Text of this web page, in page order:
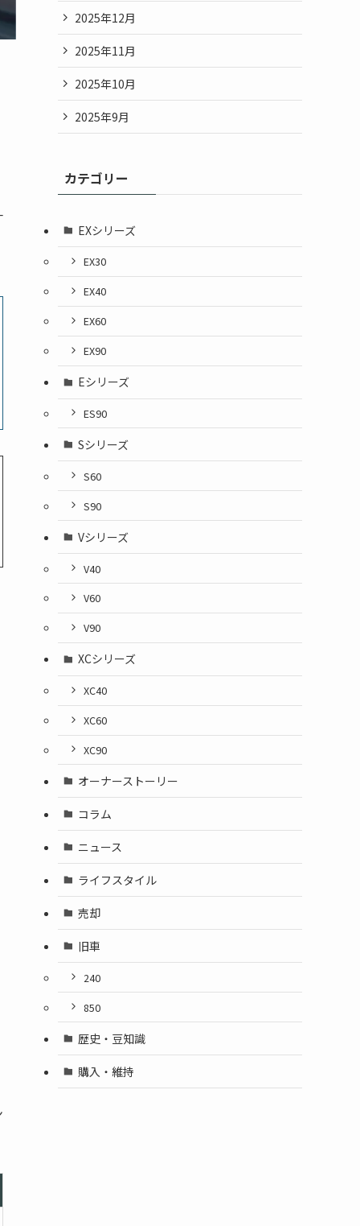
2025年12月
2025年11月
2025年10月
2025年9月
カテゴリー
EXシリーズ
EX30
EX40
EX60
EX90
Eシリーズ
ES90
Sシリーズ
S60
S90
Vシリーズ
V40
V60
V90
XCシリーズ
XC40
XC60
XC90
オーナーストーリー
コラム
ニュース
ライフスタイル
売却
旧車
240
850
歴史・豆知識
購入・維持